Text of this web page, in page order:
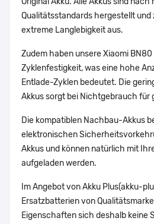
Qualitätsstandards hergestellt
extreme Langlebigkeit aus.
Zudem haben unsere Xiaomi
Zyklenfestigkeit, was eine hohe
Entlade-Zyklen bedeutet. Die
Akkus sorgt bei Nichtgebrauch für
Die kompatiblen Nachbau-Akkus
elektronischen
Akkus und können natürlich mit
aufgeladen werden.
Im Angebot von Akku Plus(akku-
Ersatzbatterien von
Eigenschaften sich deshalb keine